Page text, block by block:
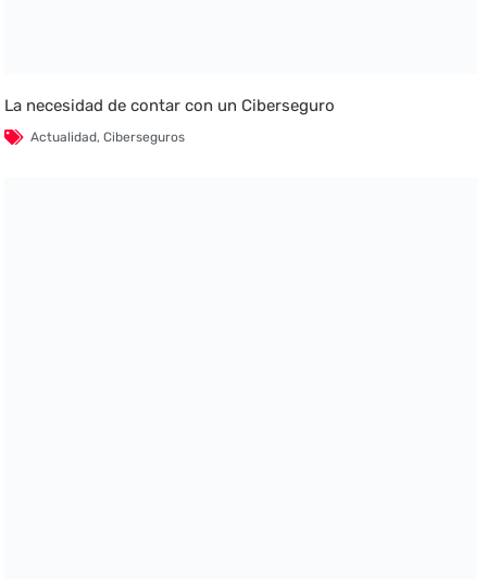
La necesidad de contar con un Ciberseguro
Actualidad,Ciberseguros